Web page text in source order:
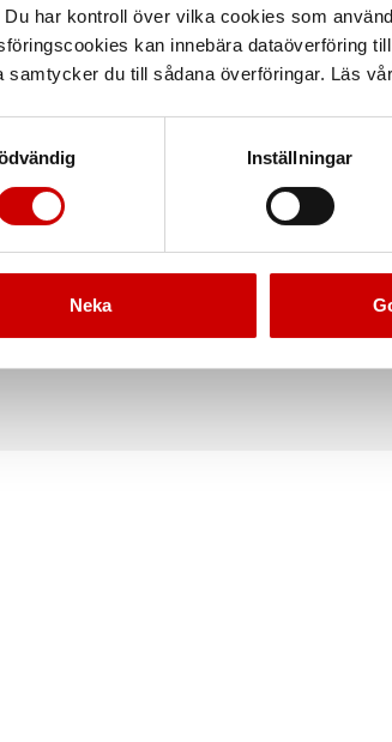
Du har kontroll över vilka cookies som
kan innebära dataöverföring
samtycker du till sådana överföringar. Läs
Inställningar
Neka
3/8" fattning